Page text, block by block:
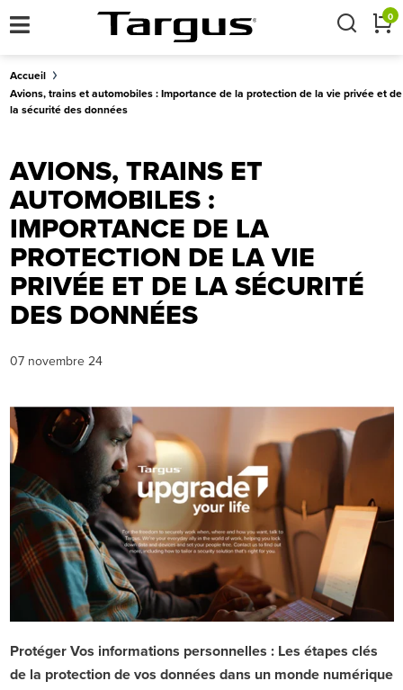
× 0
Accueil
Avions, trains et automobiles : Importance de la protection de la vie privée et de
la sécurité des données
AVIONS, TRAINS ET
AUTOMOBILES :
IMPORTANCE DE LA
PROTECTION DE LA VIE
PRIVÉE ET DE LA SÉCURITÉ
DES DONNÉES
07 novembre 24
Protéger Vos informations personnelles : Les étapes clés
de la protection de vos données dans un monde numérique